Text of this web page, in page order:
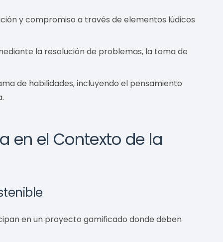
y compromiso a través de elementos lúdicos
la resolución de problemas, la toma de
de habilidades, incluyendo el pensamiento
en el Contexto de la
en un proyecto gamificado donde deben